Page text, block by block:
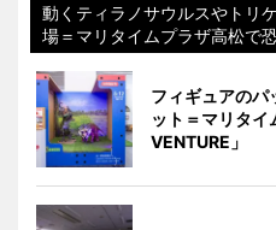
動くティラノサウルスやトリ
場＝マリタイムプラザ高松で
フィギュアのパ
ット＝マリタ
VENTURE」